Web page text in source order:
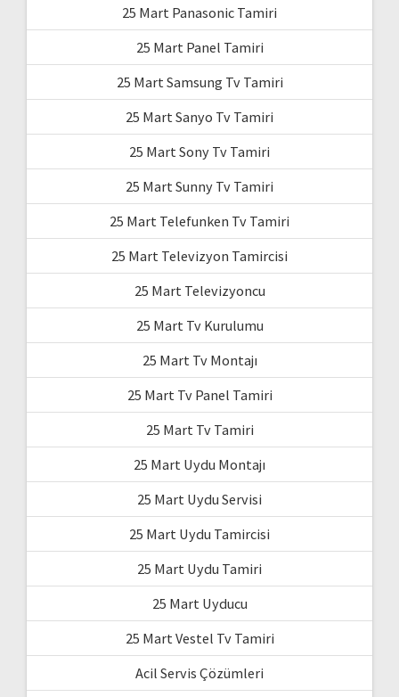
25 Mart Panasonic Tamiri
25 Mart Panel Tamiri
25 Mart Samsung Tv Tamiri
25 Mart Sanyo Tv Tamiri
25 Mart Sony Tv Tamiri
25 Mart Sunny Tv Tamiri
25 Mart Telefunken Tv Tamiri
25 Mart Televizyon Tamircisi
25 Mart Televizyoncu
25 Mart Tv Kurulumu
25 Mart Tv Montajı
25 Mart Tv Panel Tamiri
25 Mart Tv Tamiri
25 Mart Uydu Montajı
25 Mart Uydu Servisi
25 Mart Uydu Tamircisi
25 Mart Uydu Tamiri
25 Mart Uyducu
25 Mart Vestel Tv Tamiri
Acil Servis Çözümleri